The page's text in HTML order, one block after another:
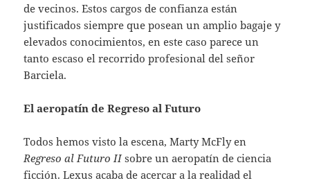
de vecinos. Estos cargos de confianza están
justificados siempre que posean un amplio bagaje y
elevados conocimientos, en este caso parece un
tanto escaso el recorrido profesional del señor
Barciela.
El aeropatín de Regreso al Futuro
Todos hemos visto la escena, Marty McFly en
Regreso al Futuro IIsobre un aeropatín de ciencia
ficción. Lexus acaba de acercar a la realidad el